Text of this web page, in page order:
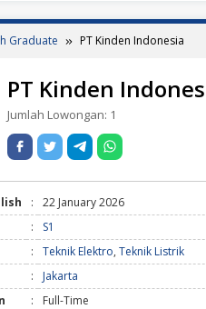
Graduate PT Kinden Indonesia
PT Kinden
Jumlah Lowongan: 1
:
22 January 2026
:
S1
: Teknik Elektro, Teknik Listrik
:
Jakarta
:
Full-Time